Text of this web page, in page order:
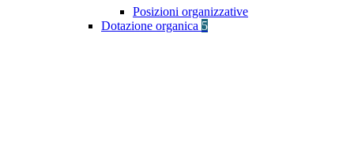
Posizioni organizzative
Dotazione organica 5